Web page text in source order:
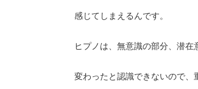
感じてしまえるんです。
ヒプノは、無意識の部分、潜在
変わったと認識できないので、